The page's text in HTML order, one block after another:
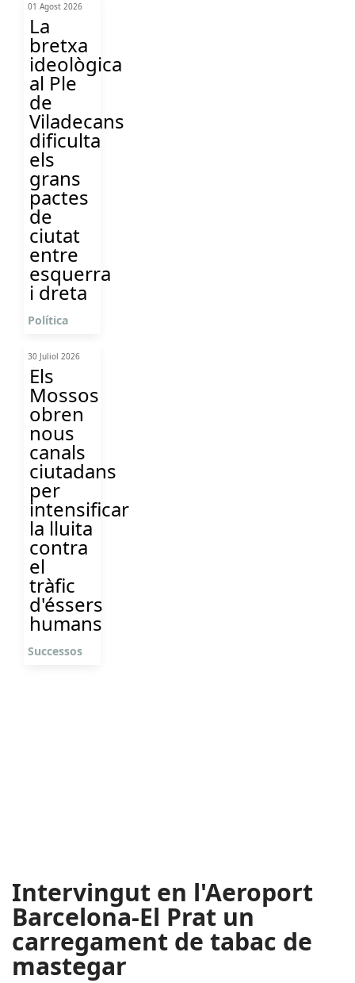
01 Agost 2026
La
bretxa
ideològica
al Ple
de
Viladecans
dificulta
els
grans
pactes
de
ciutat
entre
esquerra
i dreta
Política
30 Juliol 2026
Els
Mossos
obren
nous
canals
ciutadans
per
intensificar
la lluita
contra
el
tràfic
d'éssers
humans
Successos
Intervingut en l'Aeroport
Barcelona-El Prat un
carregament de tabac de
mastegar